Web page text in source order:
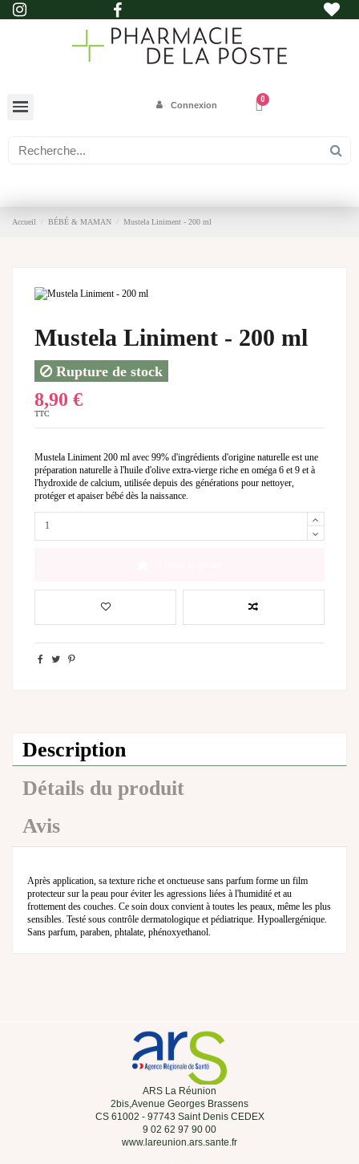
Connexion
Accueil BÉBÉ & MAMAN Mustela Liniment - 200 ml
Mustela Liniment - 200 ml
Rupture de stock
8,90 €
TTC
Mustela Liniment 200 ml avec 99% d'ingrédients d'origine naturelle est une
préparation naturelle à l'huile d'olive extra-vierge riche en oméga 6 et 9 et à
l'hydroxide de calcium, utilisée depuis des générations pour nettoyer,
protéger et apaiser bébé dès la naissance.
Description
Détails du produit
Avis
Après application, sa texture riche et onctueuse sans parfum forme un film
protecteur sur la peau pour éviter les agressions liées à l'humidité et au
frottement des couches. Ce soin doux convient à toutes les peaux, même les plus
sensibles. Testé sous contrôle dermatologique et pédiatrique. Hypoallergénique.
Sans parfum, paraben, phtalate, phénoxyethanol.
ARS La Réunion
2bis,Avenue Georges Brassens
CS 61002 - 97743 Saint Denis CEDEX
9 02 62 97 90 00
www.lareunion.ars.sante.fr